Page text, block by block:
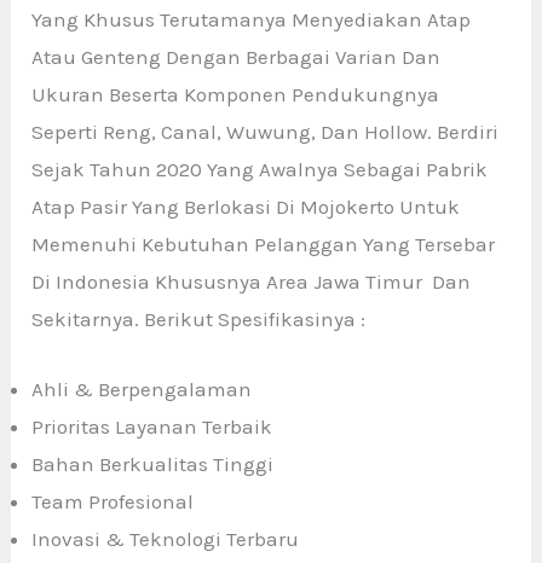
Yang Khusus Terutamanya Menyediakan Atap
Atau Genteng Dengan Berbagai Varian Dan
Ukuran Beserta Komponen Pendukungnya
Seperti Reng, Canal, Wuwung, Dan Hollow. Berdiri
Sejak Tahun 2020 Yang Awalnya Sebagai Pabrik
Atap Pasir Yang Berlokasi Di Mojokerto Untuk
Memenuhi Kebutuhan Pelanggan Yang Tersebar
Di Indonesia Khususnya Area Jawa Timur Dan
Sekitarnya. Berikut Spesifikasinya :
Ahli & Berpengalaman
Prioritas Layanan Terbaik
Bahan Berkualitas Tinggi
Team Profesional
Inovasi & Teknologi Terbaru